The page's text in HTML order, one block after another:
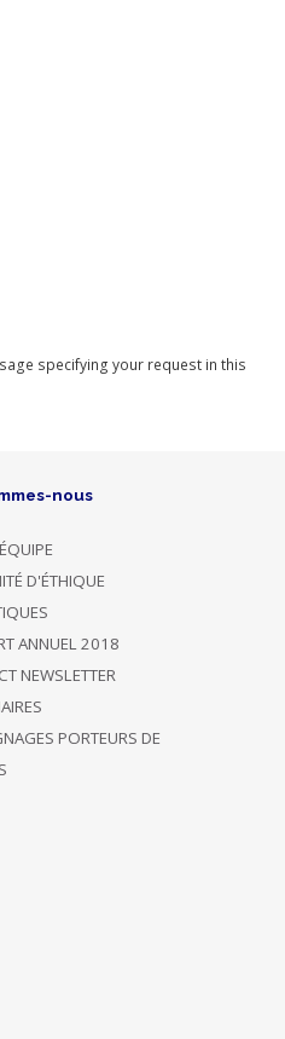
specifying your request in this
nous
D'ÉTHIQUE
ANNUEL 2018
NEWSLETTER
PORTEURS DE